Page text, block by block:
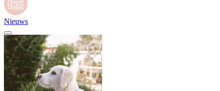
Nieuws